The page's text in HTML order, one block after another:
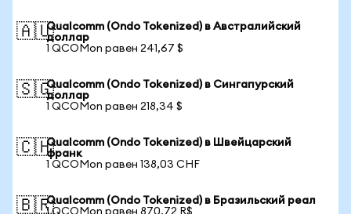
🇦🇺Qualcomm (Ondo Tokenized) в Австралийский
доллар
1 QCOMon равен 241,67 $
🇸🇬Qualcomm (Ondo Tokenized) в Сингапурский
доллар
1 QCOMon равен 218,34 $
🇨🇭Qualcomm (Ondo Tokenized) в Швейцарский
франк
1 QCOMon равен 138,03 CHF
🇧🇷Qualcomm (Ondo Tokenized) в Бразильский реал
1 QCOMon равен 870,72 R$